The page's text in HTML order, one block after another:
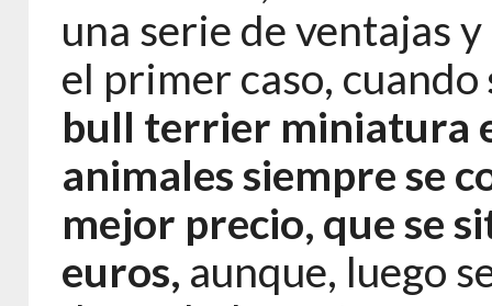
una serie de ventajas
el primer caso, cuando
bull terrier miniatura
animales siempre se
mejor precio, que se
euros, aunque, luego